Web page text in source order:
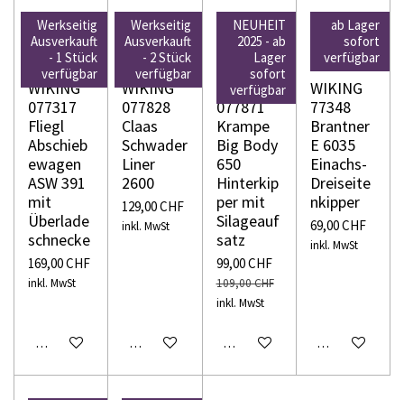
Werkseitig
Ausverkauft
- 1 Stück
verfügbar
WIKING
077317
Fliegl
Abschieb
ewagen
ASW 391
mit
Überlade
schnecke
169,00 CHF
inkl. MwSt
In den Warenkorb
Werkseitig
Ausverkauft
- 2 Stück
verfügbar
WIKING
077828
Claas
Schwader
Liner
2600
129,00 CHF
inkl. MwSt
In den Warenkorb
NEUHEIT
2025 - ab
Lager
sofort
verfügbar
WIKING
077871
Krampe
Big Body
650
Hinterkip
per mit
Silageauf
satz
99,00 CHF
109,00 CHF
inkl. MwSt
In den Warenkorb
ab Lager
sofort
verfügbar
WIKING
77348
Brantner
E 6035
Einachs-
Dreiseite
nkipper
69,00 CHF
inkl. MwSt
In den